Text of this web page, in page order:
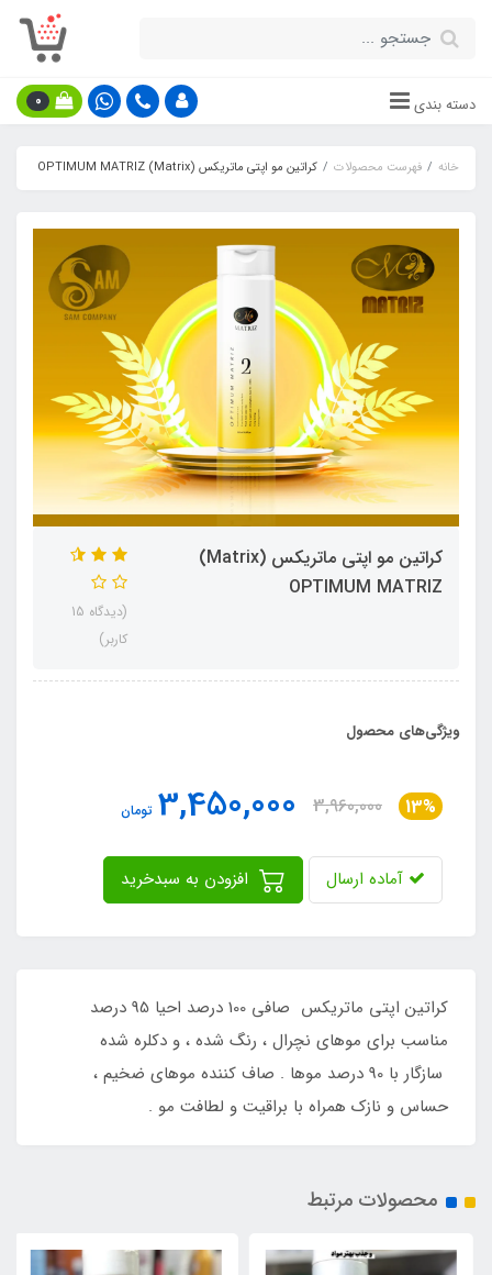
دسته بندی 0
خانه فهرست محصولات کراتین مو اپتی ماتریکس (Matrix) OPTIMUM MATRIZ
کراتین مو اپتی ماتریکس (Matrix)
OPTIMUM MATRIZ
(دیدگاه 15
کاربر)
ویژگی‌های محصول
13%
3,960,000
3,450,000 تومان
آماده ارسال
کراتین اپتی ماتریکس صافی 100 درصد احیا 95 درصد
مناسب برای موهای نچرال ، رنگ شده ، و دکلره شده
سازگار با 90 درصد موها . صاف کننده موهای ضخیم ،
حساس و نازک همراه با براقیت و لطافت مو .
محصولات مرتبط